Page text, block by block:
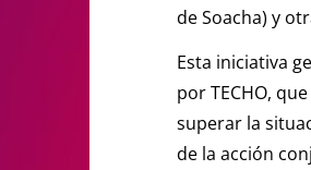
de Soacha) y
Esta iniciativa
por TECHO,
superar la
de la acción